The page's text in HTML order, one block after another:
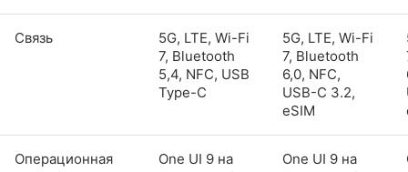
Связь
5G, LTE, Wi-Fi
7, Bluetooth
5,4, NFC, USB
Type-C
5G, LTE, Wi-Fi
7, Bluetooth
6,0, NFC,
USB-C 3.2,
eSIM
Операционная
One UI 9 на
One UI 9 на